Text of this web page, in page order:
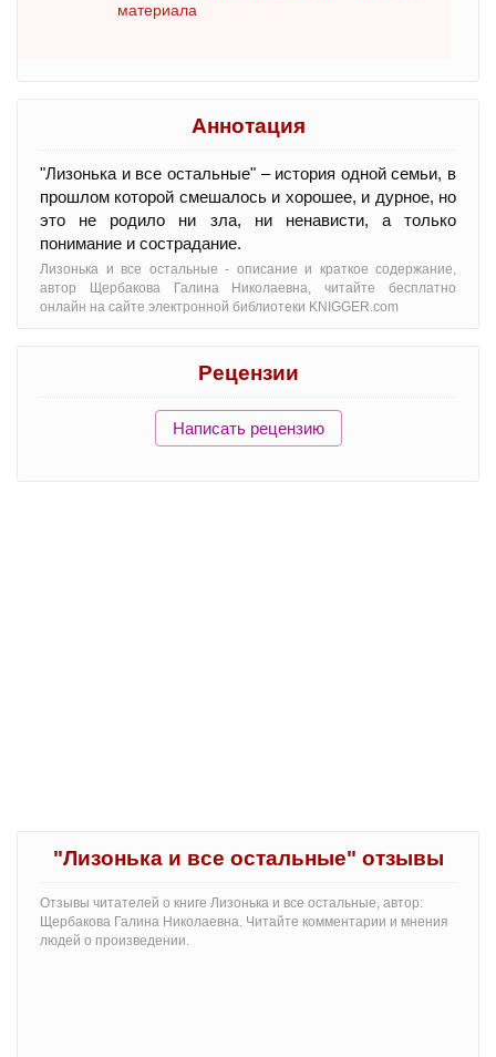
материала
Аннотация
"Лизонька и все остальные" – история одной семьи, в
прошлом которой смешалось и хорошее, и дурное, но
это не родило ни зла, ни ненависти, а только
понимание и сострадание.
Лизонька и все остальные - oписание и краткое содержание,
автор Щербакова Галина Николаевна, читайте бесплатно
онлайн на сайте электронной библиотеки KNIGGER.com
Рецензии
Написать рецензию
"Лизонька и все остальные" отзывы
Отзывы читателей о книге Лизонька и все остальные, автор:
Щербакова Галина Николаевна. Читайте комментарии и мнения
людей о произведении.